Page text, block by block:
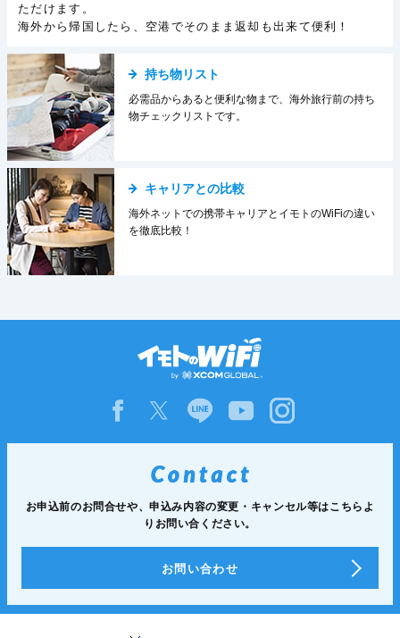
ただけます。
海外から帰国したら、空港でそのまま返却も出来て便利！
持ち物リスト
必需品からあると便利な物まで、海外旅行前の持ち
物チェックリストです。
キャリアとの比較
海外ネットでの携帯キャリアとイモトのWiFiの違い
を徹底比較！
お申込前のお問合せや、申込み内容の変更・ キャンセル等はこちらよ
りお問い合ください。
お問い合わせ